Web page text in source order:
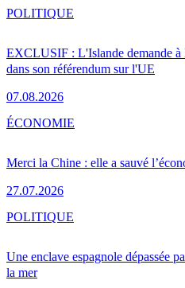
EXCLUSIF : L'Islande demande à
dans son référendum sur l'UE
07.08.2026
POLITIQUE
Merci la Chine : elle a sauvé
27.07.2026
ÉCONOMIE
Une enclave espagnole dépassée
la mer
POLITIQUE